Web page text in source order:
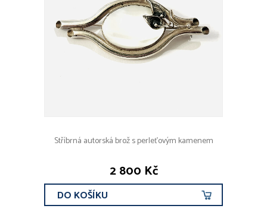
Stříbrná autorská brož s perleťovým kamenem
2 800 Kč
DO KOŠÍKU